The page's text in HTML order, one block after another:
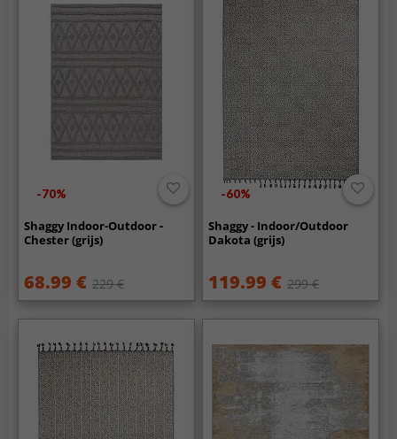
-70%
Shaggy Indoor-Outdoor -
Chester (grijs)
68.99 € 229 €
-60%
Shaggy - Indoor/Outdoor
Dakota (grijs)
119.99 € 299 €